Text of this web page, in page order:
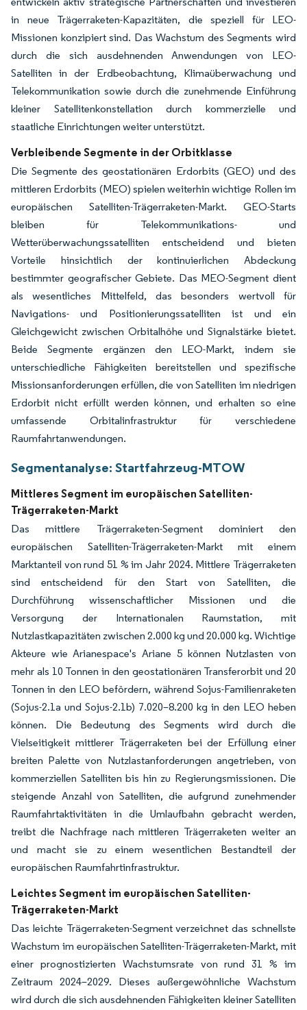
in neue Trägerraketen-Kapazitäten, die speziell für LEO-
Missionen konzipiert sind. Das Wachstum des Segments wird
durch die sich ausdehnenden Anwendungen von LEO-
Satelliten in der Erdbeobachtung, Klimaüberwachung und
Telekommunikation sowie durch die zunehmende Einführung
kleiner Satellitenkonstellation durch kommerzielle und
staatliche Einrichtungen weiter unterstützt.
Verbleibende Segmente in der Orbitklasse
Die Segmente des geostationären Erdorbits (GEO) und des
mittleren Erdorbits (MEO) spielen weiterhin wichtige Rollen im
europäischen Satelliten-Trägerraketen-Markt. GEO-Starts
bleiben für Telekommunikations- und
Wetterüberwachungssatelliten entscheidend und bieten
Vorteile hinsichtlich der kontinuierlichen Abdeckung
bestimmter geografischer Gebiete. Das MEO-Segment dient
als wesentliches Mittelfeld, das besonders wertvoll für
Navigations- und Positionierungssatelliten ist und ein
Gleichgewicht zwischen Orbitalhöhe und Signalstärke bietet.
Beide Segmente ergänzen den LEO-Markt, indem sie
unterschiedliche Fähigkeiten bereitstellen und spezifische
Missionsanforderungen erfüllen, die von Satelliten im niedrigen
Erdorbit nicht erfüllt werden können, und erhalten so eine
umfassende Orbitalinfrastruktur für verschiedene
Raumfahrtanwendungen.
Segmentanalyse: Startfahrzeug-MTOW
Mittleres Segment im europäischen Satelliten-
Trägerraketen-Markt
Das mittlere Trägerraketen-Segment dominiert den
europäischen Satelliten-Trägerraketen-Markt mit einem
Marktanteil von rund 51 % im Jahr 2024. Mittlere Trägerraketen
sind entscheidend für den Start von Satelliten, die
Durchführung wissenschaftlicher Missionen und die
Versorgung der Internationalen Raumstation, mit
Nutzlastkapazitäten zwischen 2.000 kg und 20.000 kg. Wichtige
Akteure wie Arianespace's Ariane 5 können Nutzlasten von
mehr als 10 Tonnen in den geostationären Transferorbit und 20
Tonnen in den LEO befördern, während Sojus-Familienraketen
(Sojus-2.1a und Sojus-2.1b) 7.020–8.200 kg in den LEO heben
können. Die Bedeutung des Segments wird durch die
Vielseitigkeit mittlerer Trägerraketen bei der Erfüllung einer
breiten Palette von Nutzlastanforderungen angetrieben, von
kommerziellen Satelliten bis hin zu Regierungsmissionen. Die
steigende Anzahl von Satelliten, die aufgrund zunehmender
Raumfahrtaktivitäten in die Umlaufbahn gebracht werden,
treibt die Nachfrage nach mittleren Trägerraketen weiter an
und macht sie zu einem wesentlichen Bestandteil der
europäischen Raumfahrtinfrastruktur.
Leichtes Segment im europäischen Satelliten-
Trägerraketen-Markt
Das leichte Trägerraketen-Segment verzeichnet das schnellste
Wachstum im europäischen Satelliten-Trägerraketen-Markt, mit
einer prognostizierten Wachstumsrate von rund 31 % im
Zeitraum 2024–2029. Dieses außergewöhnliche Wachstum
wird durch die sich ausdehnenden Fähigkeiten kleiner Satelliten